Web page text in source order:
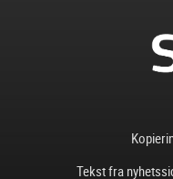
Tekst fra